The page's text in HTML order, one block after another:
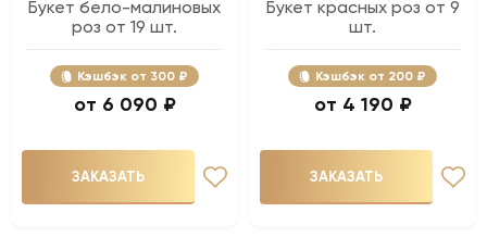
Букет бело-малиновых
роз от 19 шт.
Кэшбэк 300 ₽
6 090 ₽
ЗАКАЗАТЬ
Букет красных роз от 9
шт.
Кэшбэк 200 ₽
4 190 ₽
ЗАКАЗАТЬ